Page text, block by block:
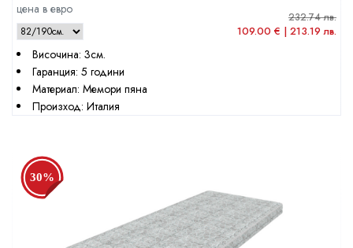
цена в евро
232.74 лв.
109.00 € | 213.19 лв.
Височина: 3см.
Гаранция: 5 години
Материал: Мемори пяна
Произход: Италия
30%